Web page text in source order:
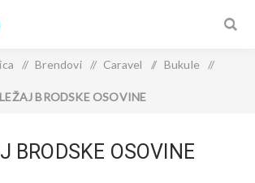
/ Brendovi / Caravel / Bukule /
LEŽAJ BRODSKE OSOVINE
BRODSKE OSOVINE